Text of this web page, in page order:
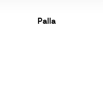
Palla